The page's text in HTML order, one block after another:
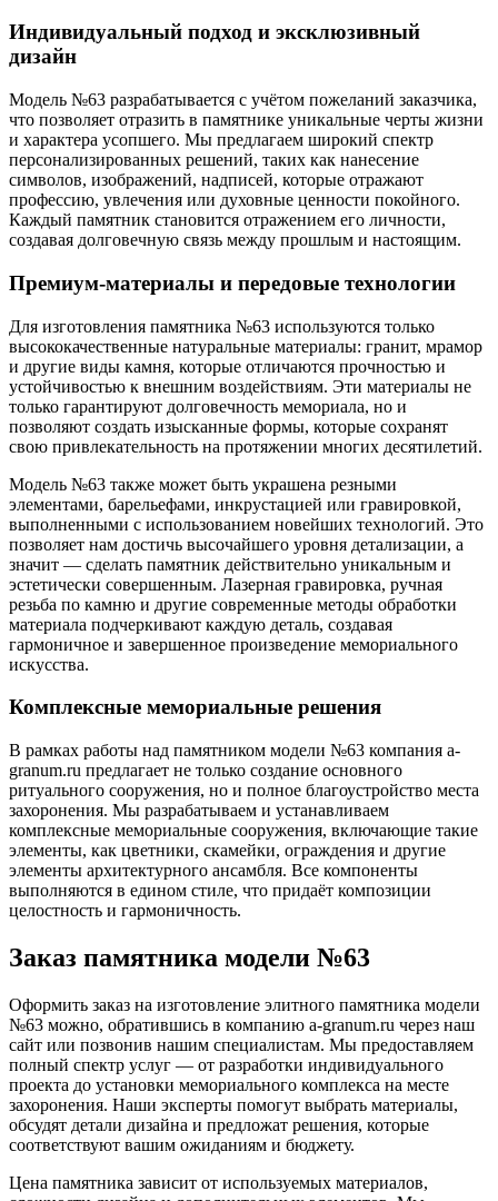
Индивидуальный подход и эксклюзивный
дизайн
Модель №63 разрабатывается с учётом пожеланий заказчика,
что позволяет отразить в памятнике уникальные черты жизни
и характера усопшего. Мы предлагаем широкий спектр
персонализированных решений, таких как нанесение
символов, изображений, надписей, которые отражают
профессию, увлечения или духовные ценности покойного.
Каждый памятник становится отражением его личности,
создавая долговечную связь между прошлым и настоящим.
Премиум-материалы и передовые технологии
Для изготовления памятника №63 используются только
высококачественные натуральные материалы: гранит, мрамор
и другие виды камня, которые отличаются прочностью и
устойчивостью к внешним воздействиям. Эти материалы не
только гарантируют долговечность мемориала, но и
позволяют создать изысканные формы, которые сохранят
свою привлекательность на протяжении многих десятилетий.
Модель №63 также может быть украшена резными
элементами, барельефами, инкрустацией или гравировкой,
выполненными с использованием новейших технологий. Это
позволяет нам достичь высочайшего уровня детализации, а
значит — сделать памятник действительно уникальным и
эстетически совершенным. Лазерная гравировка, ручная
резьба по камню и другие современные методы обработки
материала подчеркивают каждую деталь, создавая
гармоничное и завершенное произведение мемориального
искусства.
Комплексные мемориальные решения
В рамках работы над памятником модели №63 компания a-
granum.ru предлагает не только создание основного
ритуального сооружения, но и полное благоустройство места
захоронения. Мы разрабатываем и устанавливаем
комплексные мемориальные сооружения, включающие такие
элементы, как цветники, скамейки, ограждения и другие
элементы архитектурного ансамбля. Все компоненты
выполняются в едином стиле, что придаёт композиции
целостность и гармоничность.
Заказ памятника модели №63
Оформить заказ на изготовление элитного памятника модели
№63 можно, обратившись в компанию a-granum.ru через наш
сайт или позвонив нашим специалистам. Мы предоставляем
полный спектр услуг — от разработки индивидуального
проекта до установки мемориального комплекса на месте
захоронения. Наши эксперты помогут выбрать материалы,
обсудят детали дизайна и предложат решения, которые
соответствуют вашим ожиданиям и бюджету.
Цена памятника зависит от используемых материалов,